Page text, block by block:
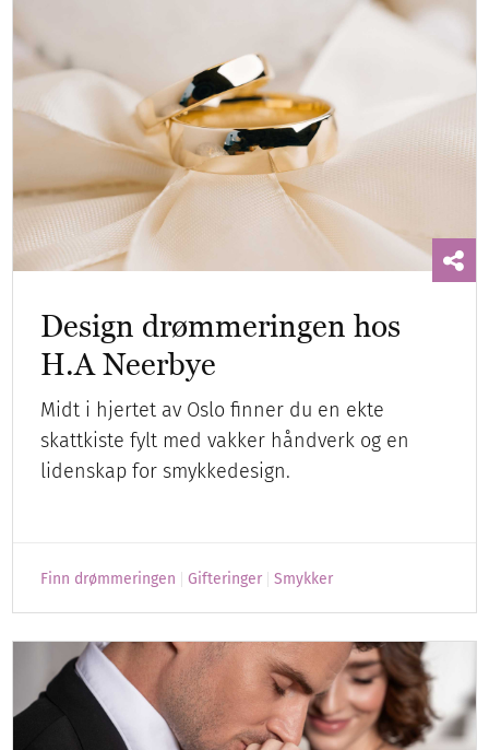
Design drømmeringen hos
H.A Neerbye
Midt i hjertet av Oslo finner du en ekte
skattkiste fylt med vakker håndverk og en
lidenskap for smykkedesign.
Finn drømmeringen Gifteringer Smykker